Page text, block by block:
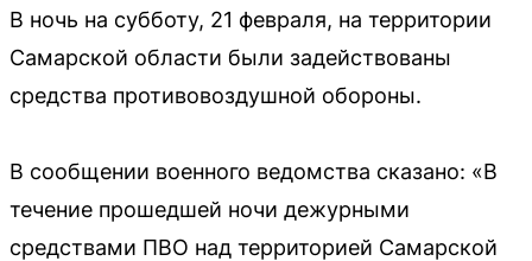
В ночь на субботу, 21 февраля, на территории
Самарской области были задействованы
средства противовоздушной обороны.
В сообщении военного ведомства сказано: «В
течение прошедшей ночи дежурными
средствами ПВО над территорией Самарской